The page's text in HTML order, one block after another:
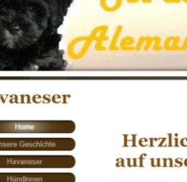
Vorheriges